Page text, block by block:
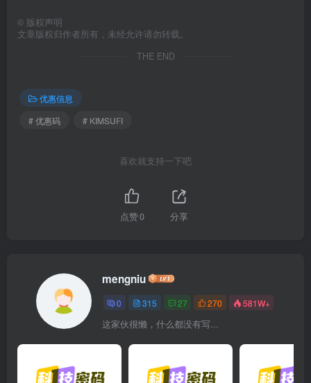
© 版权声明
文章版权归作者所有，未经允许请勿转载。
THE END
优惠信息
# 优惠码
# KIMSUFI
喜欢就支持一下吧
点赞0 分享
mengniu
0 315 27 270 581W+
这家伙很懒，什么都没有写...